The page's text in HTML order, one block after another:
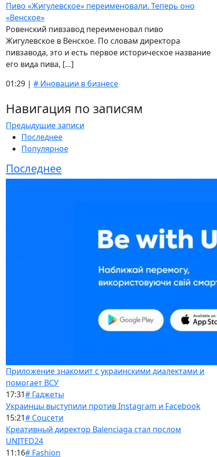
Пиво «Жигулевское» переименовали. Теперь оно
«Венское»
Ровенский пивзавод переименовал пиво
Жигулевское в Венское. По словам директора
пивзавода, это и есть первое историческое название
его вида пива, […]
01:29 | # Иновации в бизнесе
Навигация по записям
Предыдущие записи
Последнее
Популярное
Последнее
Приложение знакомит с украинскими диалектами и
помогает ВСУ
17:31# Гаджеты
Украинцы выступили против Instagram и Facebook
15:21# Соцсети
Креативный директор Balenciaga стал послом
UNITED24
11:16# Fashion